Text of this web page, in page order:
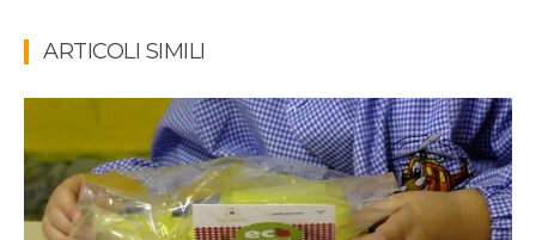
ARTICOLI SIMILI